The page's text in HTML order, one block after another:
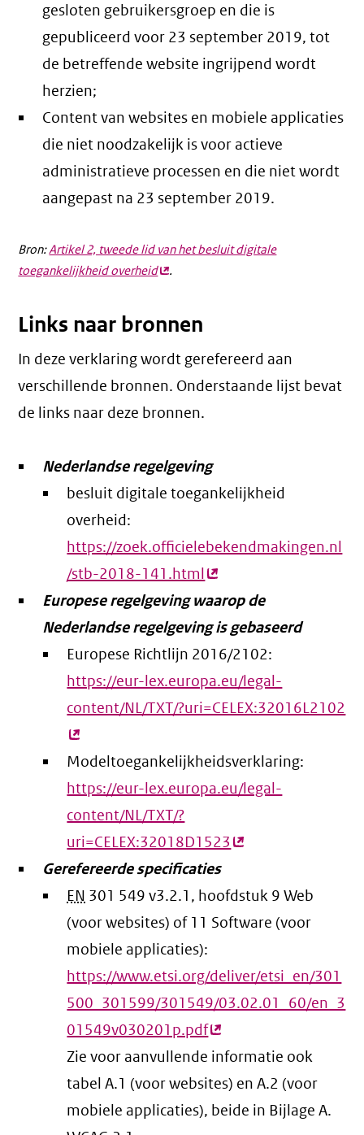
gesloten gebruikersgroep en die is
gepubliceerd voor 23 september 2019, tot
de betreffende website ingrijpend wordt
herzien;
Content van websites en mobiele applicaties
die niet noodzakelijk is voor actieve
administratieve processen en die niet wordt
aangepast na 23 september 2019.
Bron:Artikel 2, tweede lid van het besluit digitale
toegankelijkheid overheid(externe
.
Links naar bronnen
In deze verklaring wordt gerefereerd aan
verschillende bronnen. Onderstaande lijst bevat
de links naar deze bronnen.
Nederlandse regelgeving
besluit digitale toegankelijkheid
overheid:
https://zoek.officielebekendmakingen.nl
/stb-2018-141.html(externe
link)
Europese regelgeving waarop de
Nederlandse regelgeving is gebaseerd
Europese Richtlijn 2016/2102:
https://eur-lex.europa.eu/legal-
content/NL/TXT/?uri=CELEX:32016L2102
Modeltoegankelijkheidsverklaring:
https://eur-lex.europa.eu/legal-
content/NL/TXT/?
uri=CELEX:32018D1523 (externe
Gerefereerde specificaties
EN 301 549 v3.2.1, hoofdstuk 9 Web
(voor websites) of 11 Software (voor
mobiele applicaties):
https://www.etsi.org/deliver/etsi_en/301
500_301599/301549/03.02.01_60/en_3
01549v030201p.pdf(externe
link)
Zie voor aanvullende informatie ook
tabel A.1 (voor websites) en A.2 (voor
mobiele applicaties), beide in Bijlage A.